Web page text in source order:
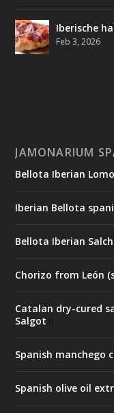
Iberische
Feb 3, 2026
JAMONARIUM
Bellota Iberian
Iberian Bellota
Bellota Iberian
Chorizo from León
Catalan dry-cured
Salgot
Spanish manchego
Spanish olive oil